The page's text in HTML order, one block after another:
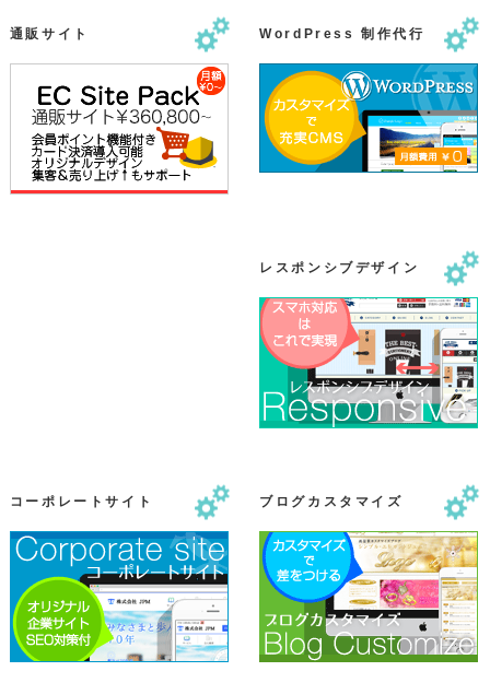
通販サイト WordPress 制作代行
レスポンシブデザイン
コーポレートサイト ブログカスタマイズ